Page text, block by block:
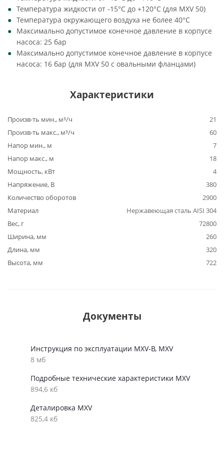
Температура жидкости от -15°C до +120°C (для MXV 50)
Температура окружающего воздуха не более 40°C
Максимально допустимое конечное давление в корпусе
насоса: 25 бар
Максимально допустимое конечное давление в корпусе
насоса: 16 бар (для MXV 50 с овальными фланцами)
Характеристики
Произв-ть мин., м³/ч
21
Произв-ть макс., м³/ч
60
Напор мин., м
7
Напор макс., м
18
Мощность, кВт
4
Напряжение, В
380
Количество оборотов
2900
Материал
Нержавеющая сталь AISI 304
Вес, г
72800
Ширина, мм
260
Длина, мм
320
Высота, мм
722
Документы
Инструкция по эксплуатации MXV-B, MXV
8 мб
Подробные технические характеристики MXV
894,6 кб
Деталировка MXV
825,4 кб